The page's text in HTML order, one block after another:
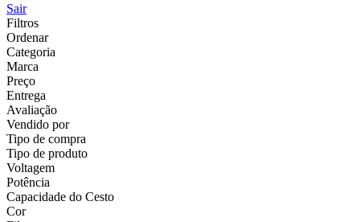
Sair
Filtros
Ordenar
Categoria
Marca
Preço
Entrega
Avaliação
Vendido por
Tipo de compra
Tipo de produto
Voltagem
Potência
Capacidade do Cesto
Cor